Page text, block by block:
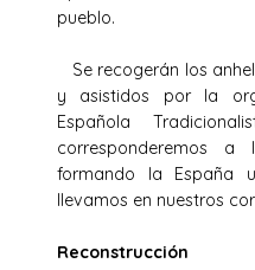
pueblo.
Se recogerán los
y asistidos por la
Española
corresponderemos
formando la España
llevamos en nuestros
Reconstrucción